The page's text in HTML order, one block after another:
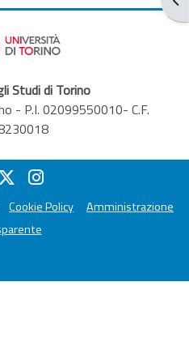
Studi di Torino
- P.I. 02099550010- C.F.
Cookie Policy
Amministrazione